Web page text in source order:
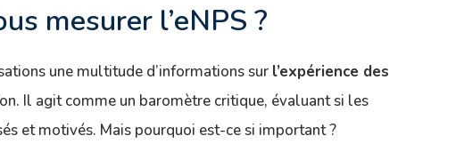
mesurer l’eNPS ?
une multitude d’informations sur l’expérience des
Il agit comme un baromètre critique, évaluant si les
et motivés. Mais pourquoi est-ce si important ?